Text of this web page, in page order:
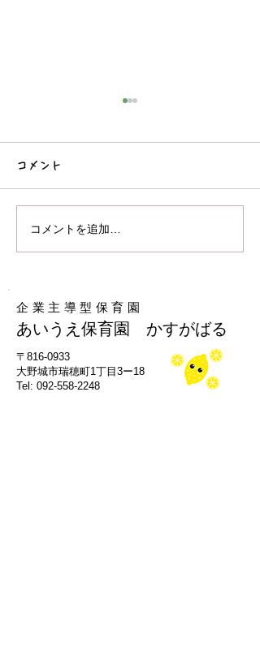
おままごとをしました♪
コメント
コメントを追加…
​〒816-0933
大野城市瑞穂町1丁目3ー18
Tel: 092-558-2248
企業主導型保育園
あいうえ保育園 かすがばる